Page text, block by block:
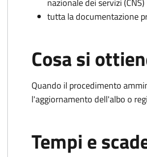
nazionale dei servizi (CNS)
tutta la documentazione
Cosa si
Quando il procedimento
l'aggiornamento dell'albo o
Tempi e